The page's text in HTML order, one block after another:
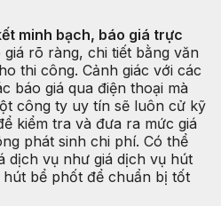
minh bạch, báo giá trực
rõ ràng, chi tiết bằng văn
thi công. Cảnh giác với các
báo giá qua điện thoại mà
công ty uy tín sẽ luôn cử kỹ
kiểm tra và đưa ra mức giá
phát sinh chi phí. Có thể
dịch vụ như giá dịch vụ hút
hút bể phốt để chuẩn bị tốt